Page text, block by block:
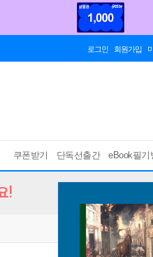
로그인 회원가입
쿠폰받기 단독선출간 eBook필기
!